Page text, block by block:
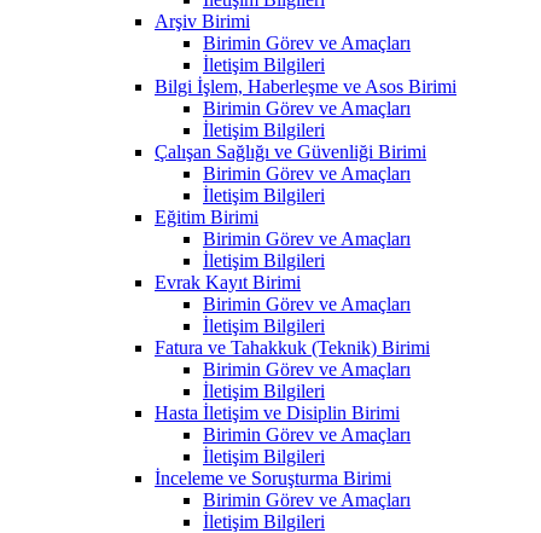
Arşiv Birimi
Birimin Görev ve Amaçları
İletişim Bilgileri
Bilgi İşlem, Haberleşme ve Asos Birimi
Birimin Görev ve Amaçları
İletişim Bilgileri
Çalışan Sağlığı ve Güvenliği Birimi
Birimin Görev ve Amaçları
İletişim Bilgileri
Eğitim Birimi
Birimin Görev ve Amaçları
İletişim Bilgileri
Evrak Kayıt Birimi
Birimin Görev ve Amaçları
İletişim Bilgileri
Fatura ve Tahakkuk (Teknik) Birimi
Birimin Görev ve Amaçları
İletişim Bilgileri
Hasta İletişim ve Disiplin Birimi
Birimin Görev ve Amaçları
İletişim Bilgileri
İnceleme ve Soruşturma Birimi
Birimin Görev ve Amaçları
İletişim Bilgileri